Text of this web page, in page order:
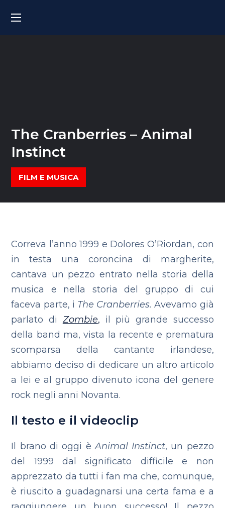
The Cranberries – Animal
Instinct
FILM E MUSICA
Correva l’anno 1999 e Dolores O’Riordan, con
in testa una coroncina di margherite,
cantava un pezzo entrato nella storia della
musica e nella storia del gruppo di cui
faceva parte, i The Cranberries. Avevamo già
parlato di Zombie, il più grande successo
della band ma, vista la recente e prematura
scomparsa della cantante irlandese,
abbiamo deciso di dedicare un altro articolo
a lei e al gruppo divenuto icona del genere
rock negli anni Novanta.
Il testo e il videoclip
Il brano di oggi èAnimal Instinct, un pezzo
del 1999 dal significato difficile e non
apprezzato da tutti i fan ma che, comunque,
è riuscito a guadagnarsi una certa fama e a